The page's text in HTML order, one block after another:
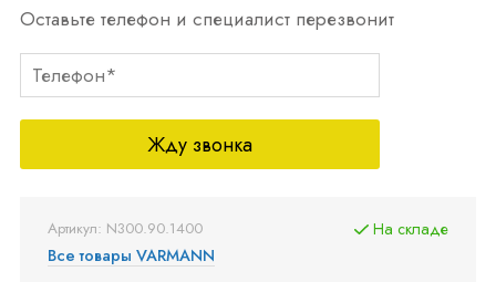
Оставьте телефон и специалист перезвонит
Жду звонка
Артикул: N300.90.1400
Все товары VARMANN
На складе